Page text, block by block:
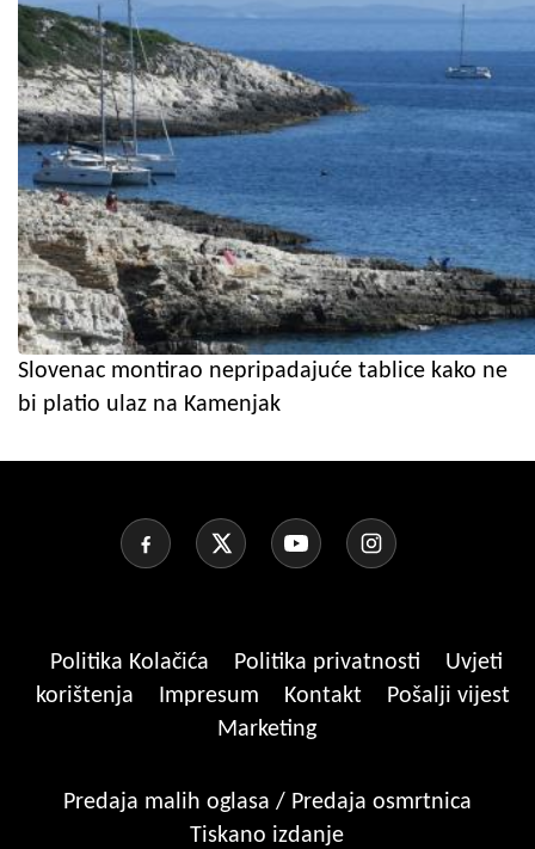
Slovenac montirao nepripadajuće tablice kako ne
bi platio ulaz na Kamenjak
Politika Kolačića Politika privatnosti
Uvjeti
korištenja
Impresum Kontakt
Pošalji vijest
Marketing
Predaja malih oglasa / Predaja osmrtnica
Tiskano izdanje